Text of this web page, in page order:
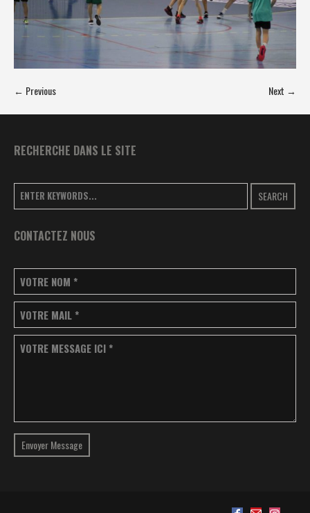
← Previous Next →
RECHERCHE DANS LE SITE
SEARCH
CONTACTEZ NOUS
VOTRE NOM *
VOTRE MAIL *
VOTRE MESSAGE ICI *
Envoyer Message